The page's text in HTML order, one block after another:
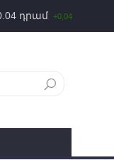
դրամ +0,04